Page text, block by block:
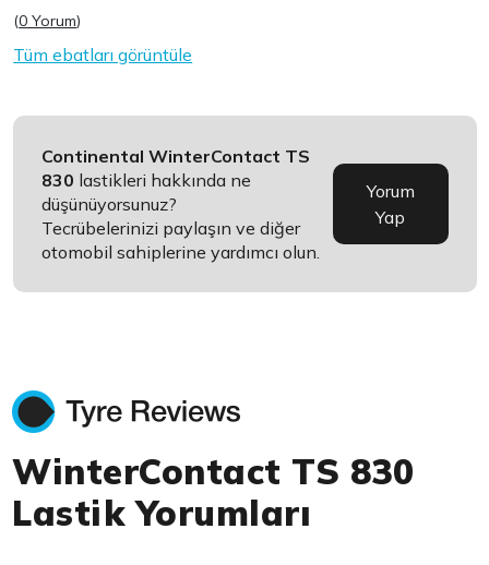
(0 Yorum)
Tüm ebatları görüntüle
Continental WinterContact TS
830 lastikleri hakkında ne
düşünüyorsunuz?
Tecrübelerinizi paylaşın ve diğer
otomobil sahiplerine yardımcı olun.
Yorum
Yap
WinterContact TS 830
Lastik Yorumları